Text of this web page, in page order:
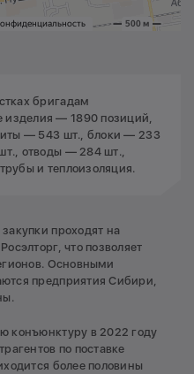
бригадам
изделия — 1890 позиций,
— 543 шт., блоки — 233
отводы — 284 шт.,
и теплоизоляция.
проходят на
что позволяет
Основными
предприятия Сибири,
конъюнктуру в 2022 году
по поставке
более половины